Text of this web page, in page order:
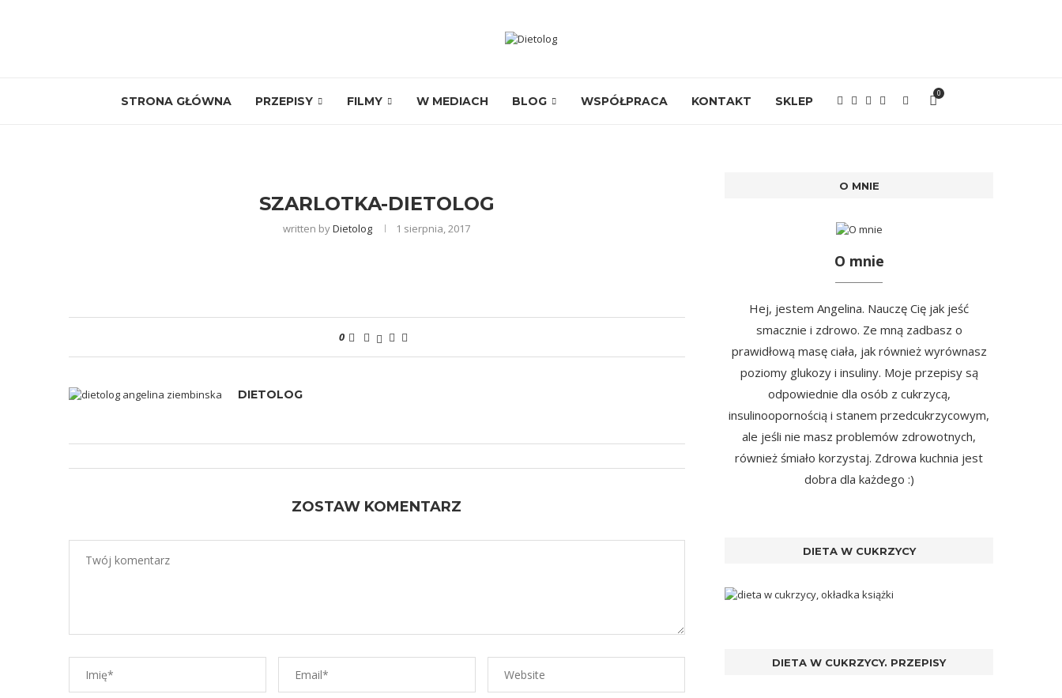
STRONA GŁÓWNA PRZEPISY FILMY W MEDIACH BLOG WSPÓŁPRACA KONTAKT SKLEP
0
SZARLOTKA-DIETOLOG
written byDietolog 1 sierpnia, 2017
0
DIETOLOG
ZOSTAW KOMENTARZ
O MNIE
O mnie
Hej, jestem Angelina. Nauczę Cię jak jeść
smacznie i zdrowo. Ze mną zadbasz o
prawidłową masę ciała, jak również wyrównasz
poziomy glukozy i insuliny. Moje przepisy są
odpowiednie dla osób z cukrzycą,
insulinoopornością i stanem przedcukrzycowym,
ale jeśli nie masz problemów zdrowotnych,
również śmiało korzystaj. Zdrowa kuchnia jest
dobra dla każdego :)
DIETA W CUKRZYCY
DIETA W CUKRZYCY. PRZEPISY